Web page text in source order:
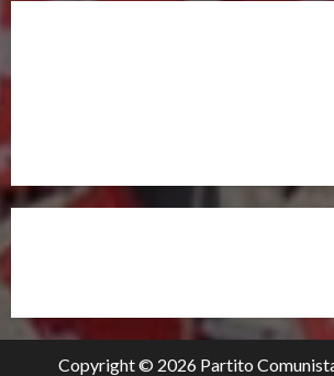
Copyright © 2026 Partito